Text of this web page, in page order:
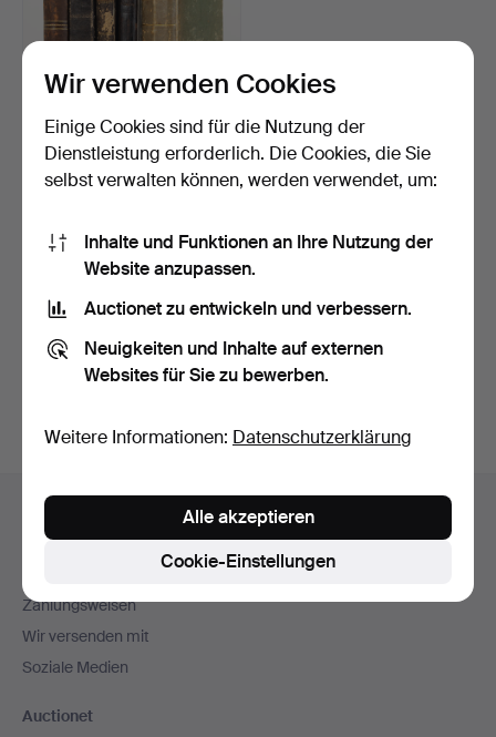
5 Bücher zum Thema
Jagd- und Forstwirtscha…
6 Tage
29 USD
Sie können auch inBeendete Auktionen aus unserem
suchen.
Fußzeilen-
Kontakt mit dem Support aufnehmen
Zahlungsweisen
Wir versenden mit
Soziale Medien
Auctionet
Wir verwenden Cookies
Einige Cookies sind für die Nutzung der
Dienstleistung erforderlich. Die Cookies, die Sie
selbst verwalten können, werden verwendet, um:
Inhalte und Funktionen an Ihre Nutzung der
Website anzupassen.
Auctionet zu entwickeln und verbessern.
Neuigkeiten und Inhalte auf externen
Websites für Sie zu bewerben.
Weitere Informationen: Datenschutzerklärung
Cookie-Einstellungen
Alle akzeptieren